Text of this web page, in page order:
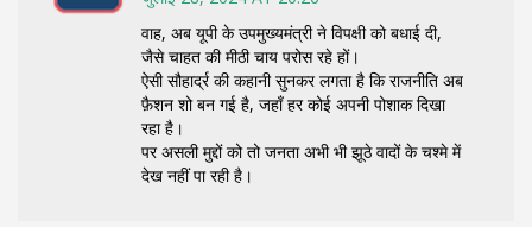
वाह, अब यूपी के उपमुख्यमंत्री ने विपक्षी को बधाई दी,
जैसे चाहत की मीठी चाय परोस रहे हों।
ऐसी सौहार्द्र की कहानी सुनकर लगता है कि राजनीति अब
फ़ैशन शो बन गई है, जहाँ हर कोई अपनी पोशाक दिखा
रहा है।
पर असली मुद्दों को तो जनता अभी भी झूठे वादों के चश्मे में
देख नहीं पा रही है।